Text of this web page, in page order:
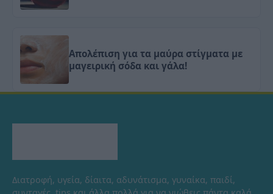
Απολέπιση για τα μαύρα στίγματα με
μαγειρική σόδα και γάλα!
Διατροφή, υγεία, δίαιτα, αδυνάτισμα, γυναίκα, παιδί,